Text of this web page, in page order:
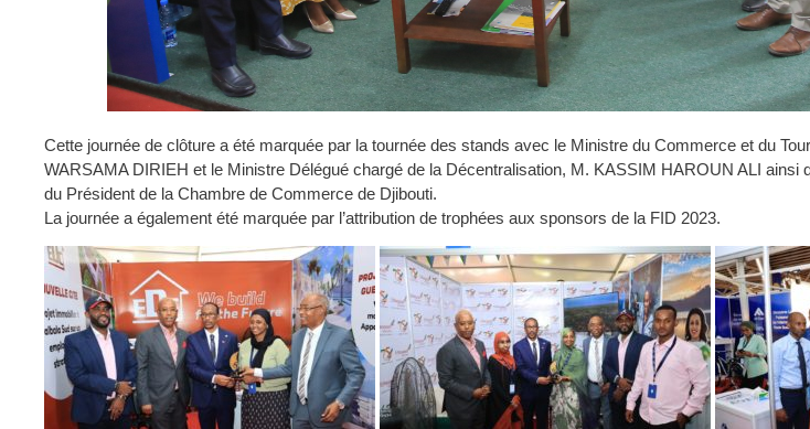
Cette journée de clôture a été marquée par la tournée des stands avec le Ministre du Commerce et du
WARSAMA DIRIEH et le Ministre Délégué chargé de la Décentralisation, M. KASSIM HAROUN ALI ainsi
du Président de la Chambre de Commerce de Djibouti.
La journée a également été marquée par l’attribution de trophées aux sponsors de la FID 2023.